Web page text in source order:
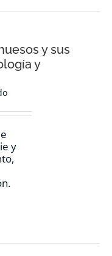
y sus
y
y